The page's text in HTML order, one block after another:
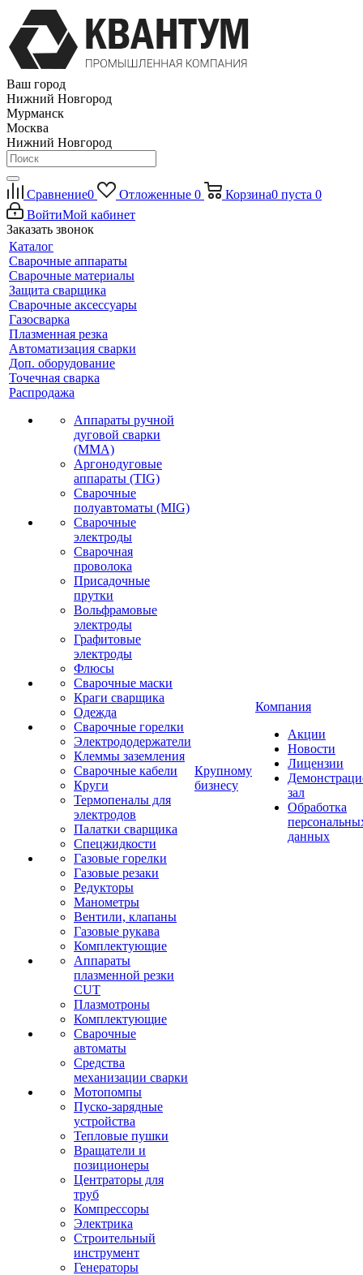
Ваш город
Нижний Новгород
Мурманск
Москва
Нижний Новгород
Сравнение0 Отложенные 0 Корзина0 пуста 0
ВойтиМой кабинет
Заказать звонок
Каталог
Сварочные аппараты
Сварочные материалы
Защита сварщика
Сварочные аксессуары
Газосварка
Плазменная резка
Автоматизация сварки
Доп. оборудование
Точечная сварка
Распродажа
Аппараты ручной
дуговой сварки
(MMA)
Аргонодуговые
аппараты (TIG)
Сварочные
полуавтоматы (MIG)
Сварочные
электроды
Сварочная
проволока
Присадочные
прутки
Вольфрамовые
электроды
Графитовые
электроды
Флюсы
Сварочные маски
Краги сварщика
Одежда
Сварочные горелки
Электрододержатели
Клеммы заземления
Сварочные кабели
Круги
Термопеналы для
электродов
Палатки сварщика
Спецжидкости
Газовые горелки
Газовые резаки
Редукторы
Манометры
Вентили, клапаны
Газовые рукава
Комплектующие
Аппараты
плазменной резки
CUT
Плазмотроны
Комплектующие
Сварочные
автоматы
Средства
механизации сварки
Мотопомпы
Пуско-зарядные
устройства
Тепловые пушки
Вращатели и
позиционеры
Центраторы для
труб
Компрессоры
Электрика
Строительный
инструмент
Генераторы
Крупному
бизнесу
Компания
Акции
Новости
Лицензии
зал
Обработка
данных